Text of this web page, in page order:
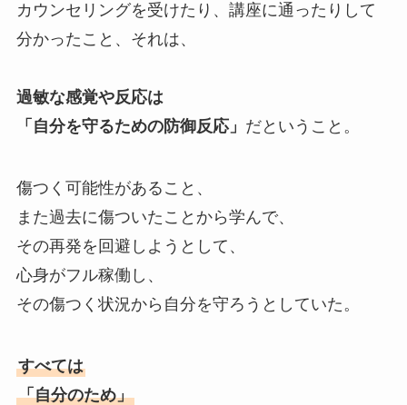
カウンセリングを受けたり、講座に通ったりして
分かったこと、それは、
過敏な感覚や反応は
「自分を守るための防御反応」 だということ。
傷つく可能性があること、
また過去に傷ついたことから学んで、
その再発を回避しようとして、
心身がフル稼働し、
その傷つく状況から自分を守ろうとしていた。
すべては
「自分のため」